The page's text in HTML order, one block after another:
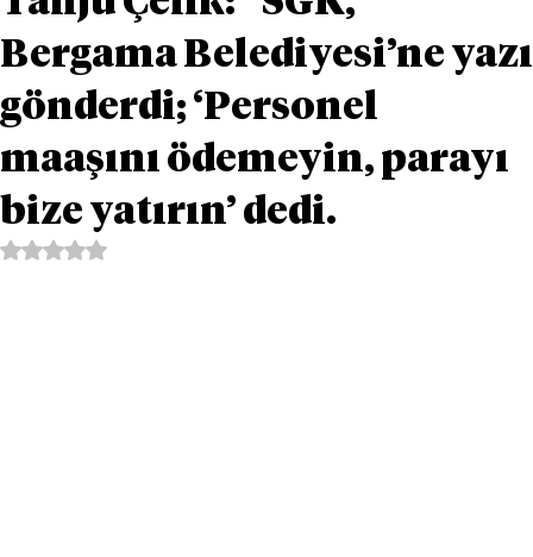
Bergama Belediyesi’ne yazı
gönderdi; ‘Personel
maaşını ödemeyin, parayı
bize yatırın’ dedi.
5 üzerinden NaN yıldız